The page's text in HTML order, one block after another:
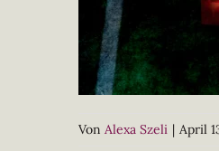
Von Alexa Szeli | April